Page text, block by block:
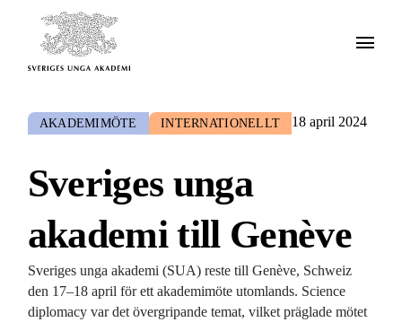
AKADEMIMÖTE INTERNATIONELLT 18 april 2024
Sveriges unga
akademi till Genève
Sveriges unga akademi (SUA) reste till Genève, Schweiz
den 17–18 april för ett akademimöte utomlands. Science
diplomacy var det övergripande temat, vilket präglade mötet